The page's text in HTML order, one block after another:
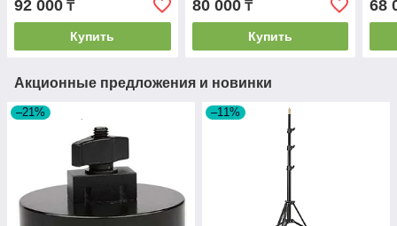
92 000 ₸
Купить
80 000₸
Купить
68
Акционные предложения и новинки
–21% –11%